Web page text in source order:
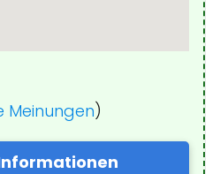
Meinungen)